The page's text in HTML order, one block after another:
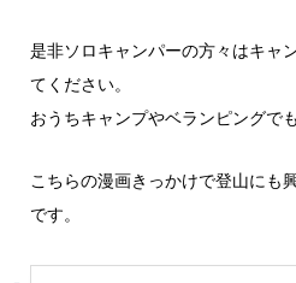
是非ソロキャンパーの方々はキャ
てください。
おうちキャンプやベランピングで
こちらの漫画きっかけで登山にも
です。